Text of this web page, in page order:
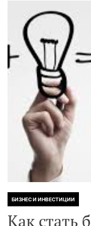
БИЗНЕС И ИНВЕСТИЦИИ
Как стать